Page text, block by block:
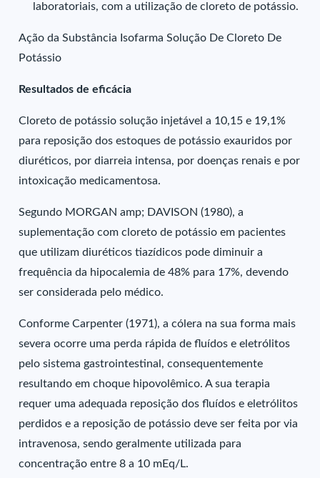
laboratoriais, com a utilização de cloreto de potássio.
Ação da Substância Isofarma Solução De Cloreto De
Potássio
Resultados de eficácia
Cloreto de potássio solução injetável a 10,15 e 19,1%
para reposição dos estoques de potássio exauridos por
diuréticos, por diarreia intensa, por doenças renais e por
intoxicação medicamentosa.
Segundo MORGAN amp; DAVISON (1980), a
suplementação com cloreto de potássio em pacientes
que utilizam diuréticos tiazídicos pode diminuir a
frequência da hipocalemia de 48% para 17%, devendo
ser considerada pelo médico.
Conforme Carpenter (1971), a cólera na sua forma mais
severa ocorre uma perda rápida de fluídos e eletrólitos
pelo sistema gastrointestinal, consequentemente
resultando em choque hipovolêmico. A sua terapia
requer uma adequada reposição dos fluídos e eletrólitos
perdidos e a reposição de potássio deve ser feita por via
intravenosa, sendo geralmente utilizada para
concentração entre 8 a 10 mEq/L.